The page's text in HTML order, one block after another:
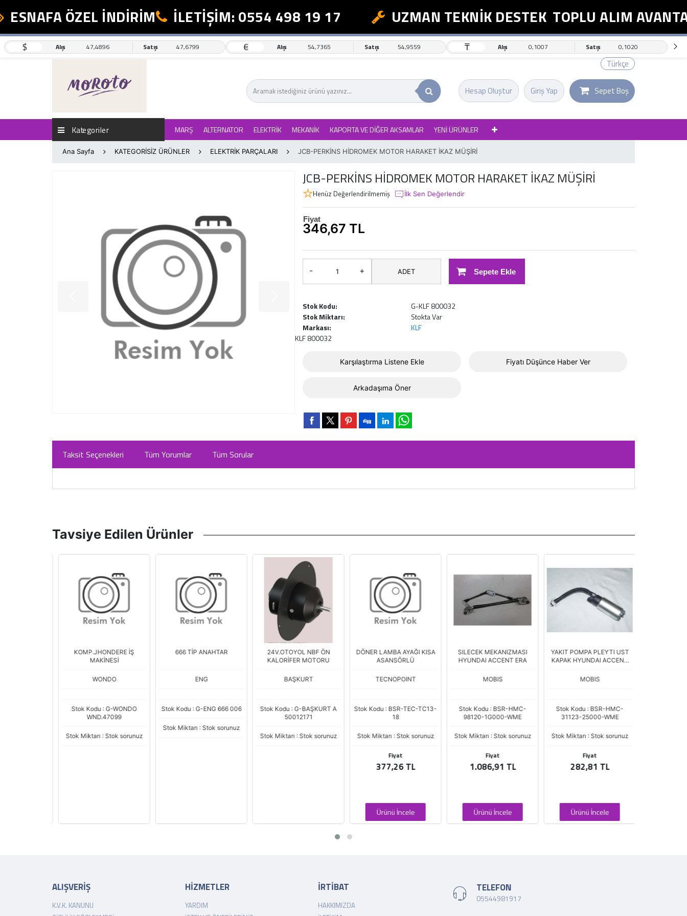
ÖZEL İNDİRİM İLETİŞİM: 0554 498 19 17 UZMAN TEKNİK DESTEK TOPLU ALIM AVANTAJI
$ Alış 47,4896 Satış 47,6799 € Alış 54,7365 Satış 54,9559 ₸ Alış 0,1007 Satış 0,1020
Türkçe
Giriş Yap
Hesap Oluştur Sepet Boş
Kategoriler MARŞ ALTERNATOR ELEKTRİK MEKANİK KAPORTA VE DİĞER AKSAMLAR YENİ ÜRÜNLER
Ana Sayfa KATEGORİSİZ ÜRÜNLER ELEKTRİK PARÇALARI JCB-PERKİNS HİDROMEK MOTOR HARAKET İKAZ MÜŞİRİ
JCB-PERKİNS HİDROMEK MOTOR HARAKET İKAZ MÜŞİRİ
Henüz Değerlendirilmemiş İlk Sen Değerlendir
Fiyat
346,67 TL
- + ADET Sepete Ekle
Stok Kodu:
G-KLF 800032
Stok Miktarı:
Stokta Var
Markası:
KLF
KLF 800032
Karşılaştırma Listene Ekle Fiyatı Düşünce Haber Ver
Arkadaşıma Öner
Taksit Seçenekleri Tüm Yorumlar Tüm Sorular
Tavsiye Edilen Ürünler
KOMP.JHONDERE İŞ
MAKİNESİ
WONDO
Stok Kodu : G-WONDO
WND.47099
Stok Miktarı : Stok sorunuz
666 TİP ANAHTAR
ENG
Stok Kodu : G-ENG 666 006
Stok Miktarı : Stok sorunuz
24V.OTOYOL NBF ÖN
KALORİFER MOTORU
BAŞKURT
Stok Kodu : G-BAŞKURT A
50012171
Stok Miktarı : Stok sorunuz
DÖNER LAMBA AYAĞI KISA
ASANSÖRLÜ
TECNOPOINT
Stok Kodu : BSR-TEC-TC13-
18
Stok Miktarı : Stok sorunuz
Fiyat
377,26 TL
Ürünü İncele
SILECEK MEKANIZMASI
HYUNDAI ACCENT ERA
MOBIS
Stok Kodu : BSR-HMC-
98120-1G000-WME
Stok Miktarı : Stok sorunuz
Fiyat
1.086,91 TL
Ürünü İncele
YAKIT POMPA PLEYTI UST
KAPAK HYUNDAI ACCENT
MOBIS
Stok Kodu : BSR-HMC-
31123-25000-WME
Stok Miktarı : Stok sorunuz
Fiyat
282,81 TL
Ürünü İncele
ALIŞVERİŞ
K.V.K. KANUNU
HİZMETLER
YARDIM
İRTİBAT
HAKKIMIZDA
TELEFON
05544981917